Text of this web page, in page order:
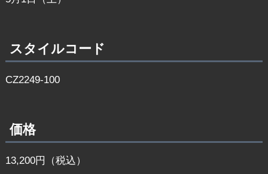
スタイルコード
CZ2249-100
価格
13,200円（税込）